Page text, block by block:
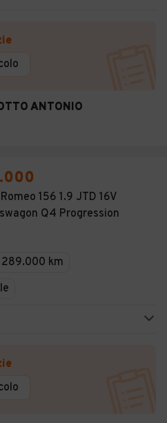
ANTONIO
156 1.9 JTD 16V
Q4 Progression
289.000 km